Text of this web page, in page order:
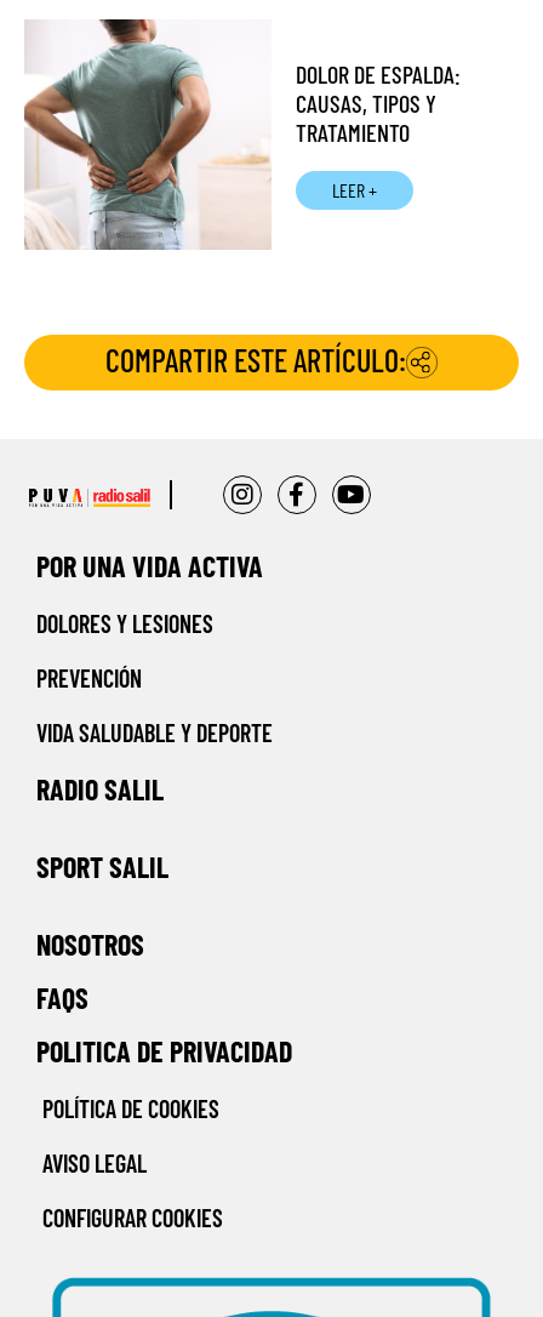
DOLOR DE ESPALDA:
CAUSAS, TIPOS Y
TRATAMIENTO
LEER +
COMPARTIR ESTE ARTÍCULO:
POR UNA VIDA ACTIVA
DOLORES Y LESIONES
PREVENCIÓN
VIDA SALUDABLE Y DEPORTE
RADIO SALIL
SPORT SALIL
NOSOTROS
FAQS
POLITICA DE PRIVACIDAD
POLÍTICA DE COOKIES
AVISO LEGAL
CONFIGURAR COOKIES